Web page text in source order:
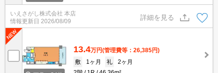
いえさがし株式会社 本店
情報更新日 2026/08/09
詳細を見る
13.4万円(管理費等：26,385円)
敷
1ヶ月 礼
2ヶ月